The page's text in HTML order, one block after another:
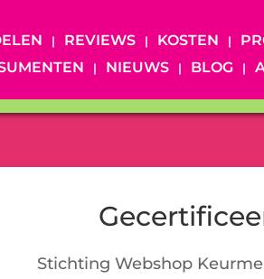
REVIEWS KOSTEN
NIEUWS BLOG
Stichting Webshop